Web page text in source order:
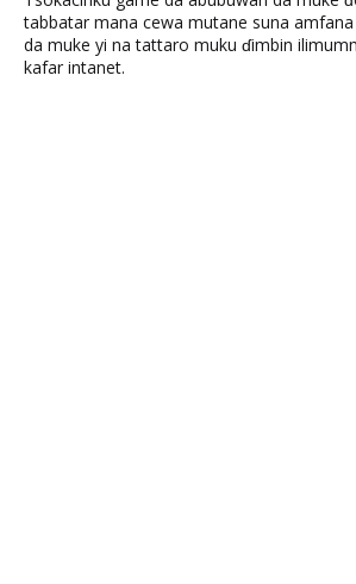
tabbatar mana cewa mutane suna
da muke yi na tattaro muku ɗimbin
kafar intanet.